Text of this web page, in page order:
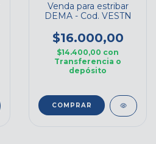
Venda para estribar
DEMA - Cod. VESTN
$16.000,00
$14.400,00 con
Transferencia o
depósito
COMPRAR